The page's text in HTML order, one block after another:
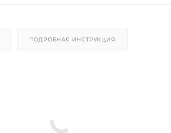
ПОДРОБНАЯ ИНСТРУКЦИЯ